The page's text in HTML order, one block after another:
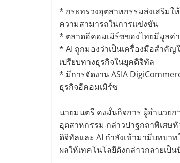
* กระทรวงอุตสาหกรรมส่งเสริมใ
ความสามารถในการแข่งขัน
* ตลาดอีคอมเมิร์ซของไทยมีมูลค่
* AI ถูกมองว่าเป็นเครื่องมือสำคั
เปรียบทางธุรกิจในยุคดิจิทัล
* มีการจัดงาน ASIA
ธุรกิจอีคอมเมิร์ซ
นายมนตรี คงมั่นกิจการ ผู้อำนวย
อุตสาหกรรม กล่าวปาฐกถาพิเศษ
ดิจิทัลและ AI กำลังเข้ามามีบทบา
ผลให้เทคโนโลยีดังกล่าวกลายเ